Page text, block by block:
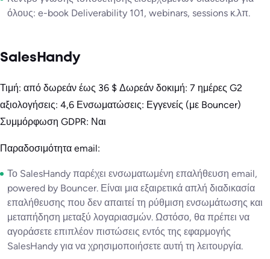
όλους: e-book Deliverability 101, webinars, sessions κ.λπ.
SalesHandy
Τιμή: από δωρεάν έως 36 $ Δωρεάν δοκιμή: 7 ημέρες G2
αξιολογήσεις: 4,6 Ενσωματώσεις: Εγγενείς (με Bouncer)
Συμμόρφωση GDPR: Ναι
Παραδοσιμότητα email:
Το SalesHandy παρέχει ενσωματωμένη επαλήθευση email,
powered by Bouncer. Είναι μια εξαιρετικά απλή διαδικασία
επαλήθευσης που δεν απαιτεί τη ρύθμιση ενσωμάτωσης και
μεταπήδηση μεταξύ λογαριασμών. Ωστόσο, θα πρέπει να
αγοράσετε επιπλέον πιστώσεις εντός της εφαρμογής
SalesHandy για να χρησιμοποιήσετε αυτή τη λειτουργία.